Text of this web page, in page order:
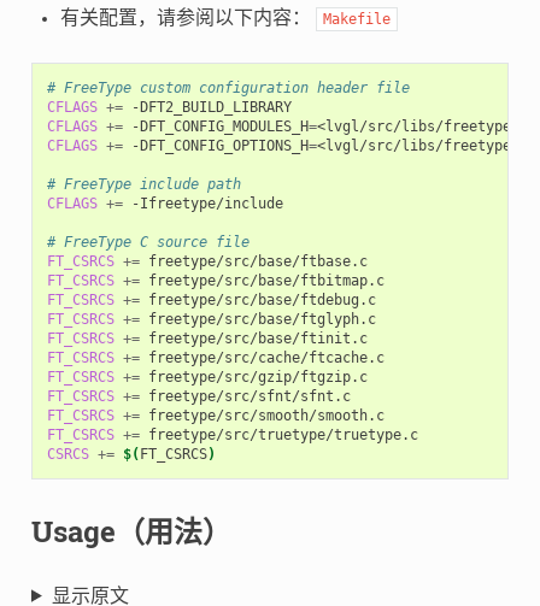
有关配置，请参阅以下内容：
Makefile
# FreeType custom configuration header file
CFLAGS +=
-DFT2_BUILD_LIBRARY
CFLAGS += -DFT_CONFIG_MODULES_H=
CFLAGS += -DFT_CONFIG_OPTIONS_H=<lvgl/src/libs/freetype/
# FreeType include path
CFLAGS += -Ifreetype/include
# FreeType C source file
FT_CSRCS +=
freetype/src/base/ftbase.c
FT_CSRCS +=
freetype/src/base/ftbitmap.c
FT_CSRCS +=
freetype/src/base/ftdebug.c
FT_CSRCS +=
freetype/src/base/ftglyph.c
FT_CSRCS +=
freetype/src/base/ftinit.c
FT_CSRCS +=
freetype/src/cache/ftcache.c
FT_CSRCS +=
freetype/src/gzip/ftgzip.c
FT_CSRCS +=
freetype/src/sfnt/sfnt.c
FT_CSRCS +=
freetype/src/smooth/smooth.c
FT_CSRCS +=
freetype/src/truetype/truetype.c
CSRCS += $(FT_CSRCS)
Usage（用法）
显示原文